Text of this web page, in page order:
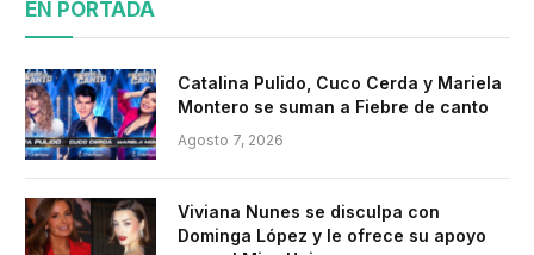
EN PORTADA
Catalina Pulido, Cuco Cerda y Mariela
Montero se suman a Fiebre de canto
Agosto 7, 2026
Viviana Nunes se disculpa con
Dominga López y le ofrece su apoyo